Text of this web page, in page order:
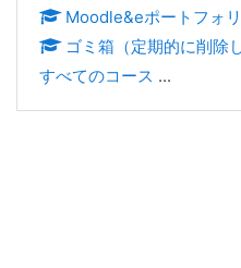
Moodle&eポートフォ
ゴミ箱（定期的に削除
すべてのコース ...